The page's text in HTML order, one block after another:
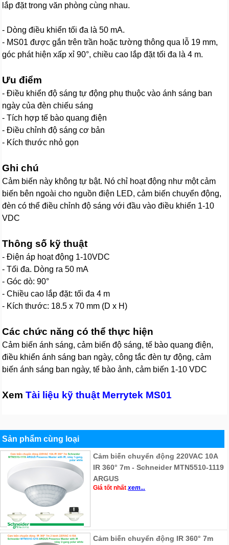
lắp đặt trong văn phòng cùng nhau.
- Dòng điều khiển tối đa là 50 mA.
- MS01 được gắn trên trần hoặc tường thông qua lỗ 19 mm,
góc phát hiện xấp xỉ 90°, chiều cao lắp đặt tối đa là 4 m.
Ưu điểm
- Điều khiển độ sáng tự động phụ thuộc vào ánh sáng ban
ngày của đèn chiếu sáng
- Tích hợp tế bào quang điện
- Điều chỉnh độ sáng cơ bản
- Kích thước nhỏ gọn
Ghi chú
Cảm biến này không tự bật. Nó chỉ hoạt động như một cảm
biến bên ngoài cho nguồn điện LED, cảm biến chuyển động,
đèn có thể điều chỉnh độ sáng với đầu vào điều khiển 1-10
VDC
Thông số kỹ thuật
- Điện áp hoạt động 1-10VDC
- Tối đa. Dòng ra 50 mA
- Góc dò: 90°
- Chiều cao lắp đặt: tối đa 4 m
- Kích thước: 18.5 x 70 mm (D x H)
Các chức năng có thể thực hiện
Cảm biến ánh sáng, cảm biến độ sáng, tế bào quang điện,
điều khiển ánh sáng ban ngày, công tắc đèn tự động, cảm
biến ánh sáng ban ngày, tế bào ảnh, cảm biến 1-10 VDC
XemTài liệu kỹ thuật Merrytek MS01
Sản phẩm cùng loại
Cảm biến chuyển động 220VAC 10A
IR 360° 7m - Schneider MTN5510-1119
ARGUS
Giá tốt nhấtxem...
Cảm biến chuyển động IR 360° 7m